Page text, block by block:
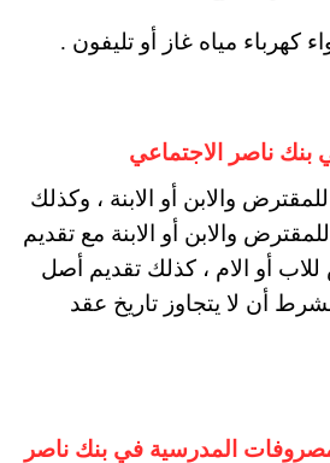
كهرباء مياه غاز أو تليفون .
ناصر الاجتماعي
والابن أو الابنة ، وكذلك
والابن أو الابنة مع تقديم
أو الام ، كذلك تقديم أصل
أن لا يتجاوز تاريخ عقد
المدرسية في بنك ناصر